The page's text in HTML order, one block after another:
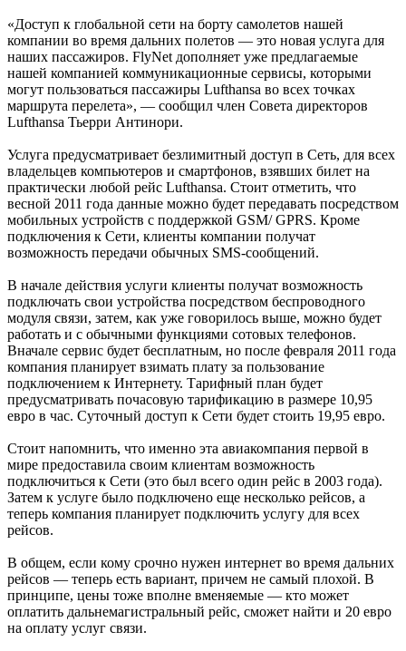
«Доступ к глобальной сети на борту самолетов нашей
компании во время дальних полетов — это новая услуга для
наших пассажиров. FlyNet дополняет уже предлагаемые
нашей компанией коммуникационные сервисы, которыми
могут пользоваться пассажиры Lufthansa во всех точках
маршрута перелета», — сообщил член Совета директоров
Lufthansa Тьерри Антинори.
Услуга предусматривает безлимитный доступ в Сеть, для всех
владельцев компьютеров и смартфонов, взявших билет на
практически любой рейс Lufthansa. Стоит отметить, что
весной 2011 года данные можно будет передавать посредством
мобильных устройств с поддержкой GSM/ GPRS. Кроме
подключения к Сети, клиенты компании получат
возможность передачи обычных SMS-сообщений.
В начале действия услуги клиенты получат возможность
подключать свои устройства посредством беспроводного
модуля связи, затем, как уже говорилось выше, можно будет
работать и с обычными функциями сотовых телефонов.
Вначале сервис будет бесплатным, но после февраля 2011 года
компания планирует взимать плату за пользование
подключением к Интернету. Тарифный план будет
предусматривать почасовую тарификацию в размере 10,95
евро в час. Суточный доступ к Сети будет стоить 19,95 евро.
Стоит напомнить, что именно эта авиакомпания первой в
мире предоставила своим клиентам возможность
подключиться к Сети (это был всего один рейс в 2003 года).
Затем к услуге было подключено еще несколько рейсов, а
теперь компания планирует подключить услугу для всех
рейсов.
В общем, если кому срочно нужен интернет во время дальних
рейсов — теперь есть вариант, причем не самый плохой. В
принципе, цены тоже вполне вменяемые — кто может
оплатить дальнемагистральный рейс, сможет найти и 20 евро
на оплату услуг связи.